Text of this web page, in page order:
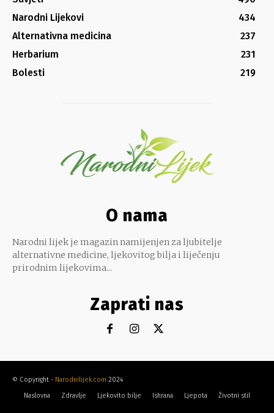
Narodni Lijekovi
434
Alternativna medicina
237
Herbarium
231
Bolesti
219
O nama
Narodni lijek je magazin namijenjen za ljubitelje
alternativne medicine, ljekovitog bilja i liječenju
prirodnim lijekovima...
Zaprati nas
© Copyright - Narodnilijek.com 2024
Naslovna
Zdravlje Ljekovito bilje Ishrana Ljepota Životni stil